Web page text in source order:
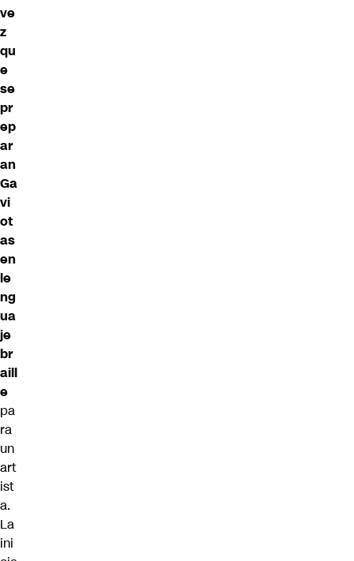
ve
z
qu
e
se
pr
ep
ar
an
Ga
vi
ot
as
en
le
ng
ua
je
br
aill
e
pa
ra
un
art
ist
a.
La
ini